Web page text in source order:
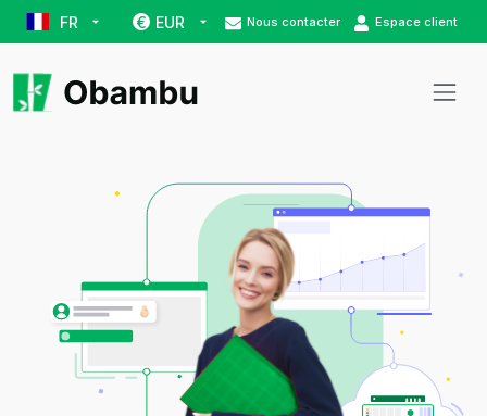
FR € EUR Nous contacter Espace client